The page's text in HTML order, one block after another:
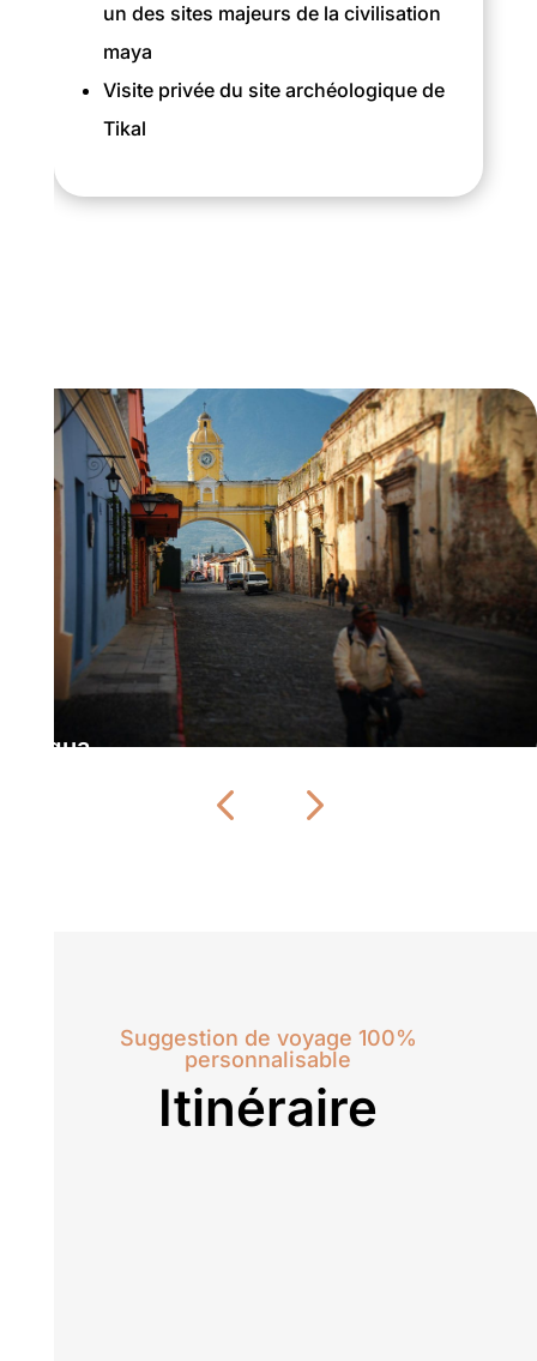
un des sites majeurs de la civilisation
maya
Visite privée du site archéologique de
Tikal
Suggestion de voyage 100%
personnalisable
Itinéraire